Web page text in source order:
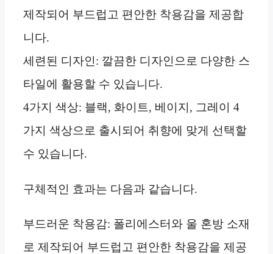
제작되어 부드럽고 편안한 착용감을 제공합
니다.
세련된 디자인: 깔끔한 디자인으로 다양한 스
타일에 활용할 수 있습니다.
4가지 색상: 블랙, 화이트, 베이지, 그레이 4
가지 색상으로 출시되어 취향에 맞게 선택할
수 있습니다.
구체적인 효과는 다음과 같습니다.
부드러운 착용감: 폴리에스터와 울 혼방 소재
로 제작되어 부드럽고 편안한 착용감을 제공